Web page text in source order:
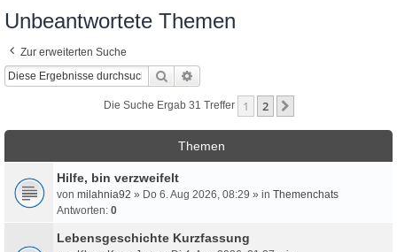
Unbeantwortete Themen
Zur erweiterten Suche
Suche
Die Suche Ergab 31 Treffer 1 2
Themen
Hilfe, bin verzweifelt
von milahnia92 » Do 6. Aug 2026, 08:29 » in Themenchats
Antworten: 0
Lebensgeschichte Kurzfassung